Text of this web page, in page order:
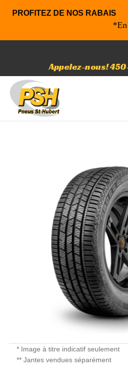
PROFITEZ DE NOS RABAIS
*En
Appelez-nous!
* Image à titre indicatif seulement
** Jantes vendues séparément